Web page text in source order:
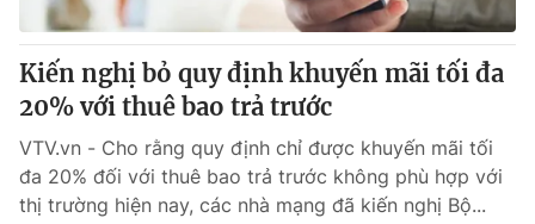
cấp ngày 29/12/2023
Tổng Biên tập:Vũ Thanh Thủy
Phó Tổng Biên tập: Nguyễn Thị Mỹ Hạnh, Phạm Quốc Thắng,
Nguyễn Trọng Ninh
024.38 355 931 - 024.38 355 932
Ðiện thoại Thời báo VTV:024.66 897 897
Email:toasoan@vtv.vn
Kiến nghị bỏ quy định khuyến mãi tối đa
20% với thuê bao trả trước
VTV.vn - Cho rằng quy định chỉ được khuyến mãi tối
đa 20% đối với thuê bao trả trước không phù hợp với
thị trường hiện nay, các nhà mạng đã kiến nghị Bộ...